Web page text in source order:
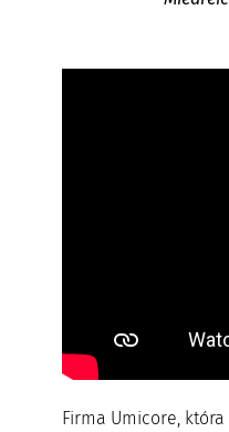
Firma Umicore,